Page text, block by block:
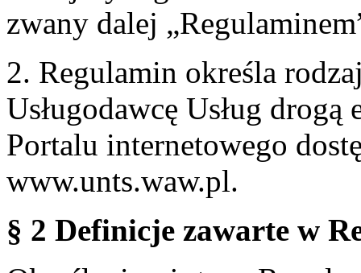
zwany dalej
2. Regulamin określa
Usługodawcę Usług
Portalu internetowego
www.unts.waw.pl.
§ 2 Definicje zawarte w